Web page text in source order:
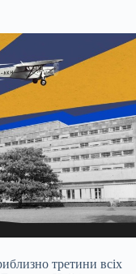
третини всіх